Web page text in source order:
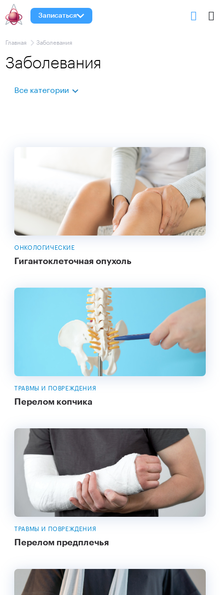
Записаться
Главная Заболевания
Заболевания
Все категории
ОНКОЛОГИЧЕСКИЕ
Гигантоклеточная опухоль
ТРАВМЫ И ПОВРЕЖДЕНИЯ
Перелом копчика
ТРАВМЫ И ПОВРЕЖДЕНИЯ
Перелом предплечья